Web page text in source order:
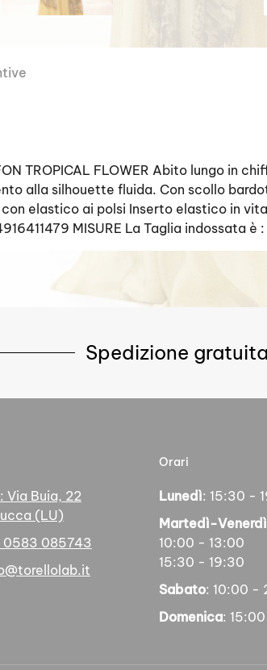
TROPICAL FLOWER Abito lungo in
alla silhouette fluida. Con scollo
elastico ai polsi Inserto elastico in
MISURE La Taglia indossata
Spedizione
: Via Buia, 22
(LU)
0583 085743
Orari
Lunedì: 15:30 -
Martedì-Venerdì
10:00 - 13:00
15:30 - 19:30
Sabato: 10:00 -
Domenica: